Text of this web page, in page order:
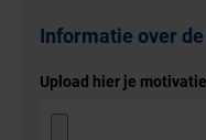
Informatie over
Upload hier je